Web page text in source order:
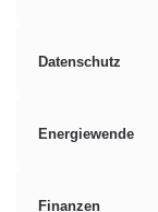
Datenschutz
Energiewende
Finanzen